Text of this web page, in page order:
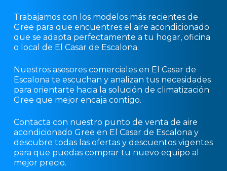
Trabajamos con los modelos más recientes de
Gree para que encuentres el aire acondicionado
que se adapta perfectamente a tu hogar, oficina
o local de El Casar de Escalona.
Nuestros asesores comerciales en El Casar de
Escalona te escuchan y analizan tus necesidades
para orientarte hacia la solución de climatización
Gree que mejor encaja contigo.
Contacta con nuestro punto de venta de aire
acondicionado Gree en El Casar de Escalona y
descubre todas las ofertas y descuentos vigentes
para que puedas comprar tu nuevo equipo al
mejor precio.